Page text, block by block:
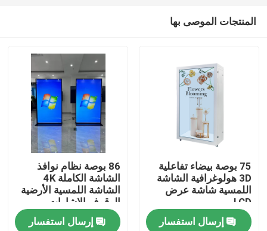
المنتجات الموصى بها
75 بوصة بيضاء تفاعلية
3D هولوغرافية الشاشة
اللمسية شاشة عرض
LCD
إرسال استفسار
86 بوصة نظام نوافذ
الشاشة الكاملة 4K
الشاشة اللمسية الأرضية
الوقوف الإشارات
الرقمية
إرسال استفسار